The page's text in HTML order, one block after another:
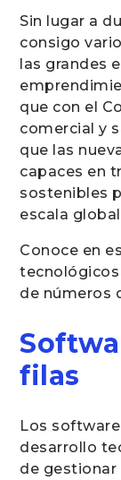
Sin lugar a
consigo
las grandes
que con el
comercial y
que las
capaces en
sostenibles
escala
Conoce en
de números
filas
Los
desarrollo
de